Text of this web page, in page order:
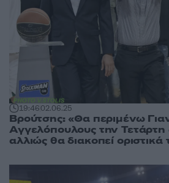
19:4602.06.25
Βρούτσης: «Θα περιμένω
Αγγελόπουλους την Τετάρτη
αλλιώς θα διακοπεί